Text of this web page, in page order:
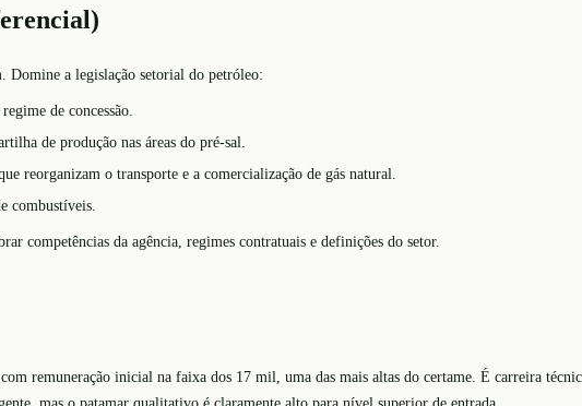
Domine a legislação setorial do petróleo:
de concessão.
de produção nas áreas do pré-sal.
reorganizam o transporte e a comercialização de gás natural.
combustíveis.
competências da agência, regimes contratuais e definições do setor.
remuneração inicial na faixa dos 17 mil, uma das mais altas do certame. É carreira